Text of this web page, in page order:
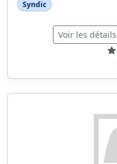
Syndic
Voir les détails